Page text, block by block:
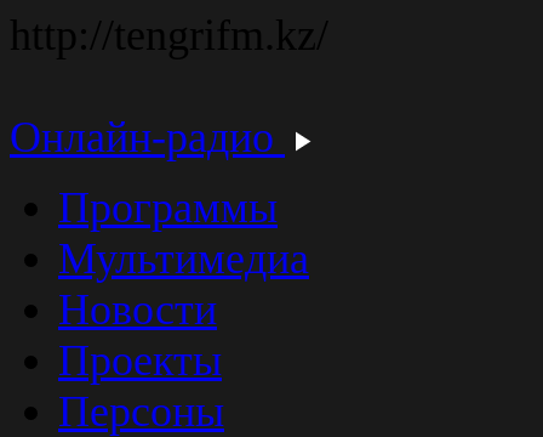
http://tengrifm.kz/
Онлайн-радио
Программы
Мультимедиа
Новости
Проекты
Персоны